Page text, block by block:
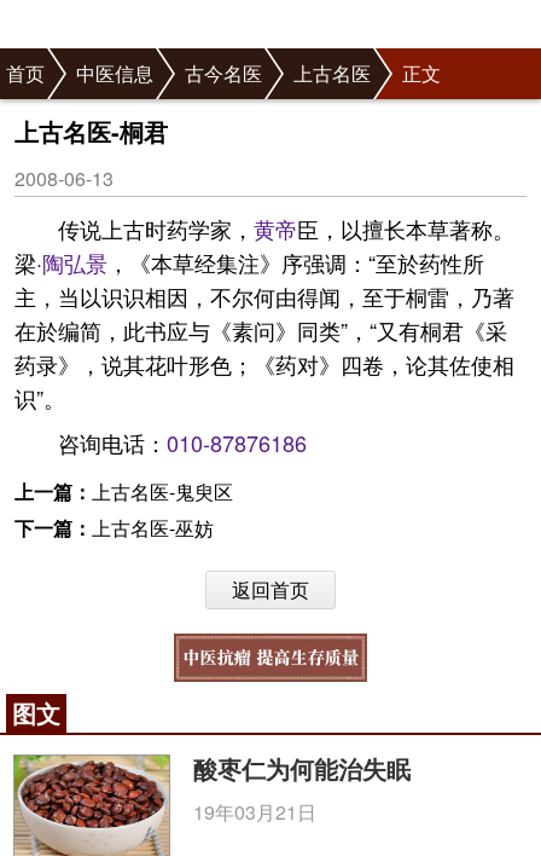
首页 中医信息 古今名医 上古名医 正文
上古名医-桐君
2008-06-13
传说上古时药学家， 黄帝臣，以擅长本草著称。
梁·陶弘景 ，《本草经集注》序强调：“至於药性所
主，当以识识相因，不尔何由得闻，至于桐雷，乃著
在於编简，此书应与《素问》同类”，“又有桐君《采
药录》，说其花叶形色；《药对》四卷，论其佐使相
识”。
咨询电话： 010-87876186
上一篇： 上古名医-鬼臾区
下一篇： 上古名医-巫妨
返回首页
图文
酸枣仁为何能治失眠
19年03月21日